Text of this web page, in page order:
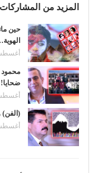
المزيد من المشاركات
حين
أغسطس 7,
محمود
ضحايا!
أغسطس 7,
(الفن)
أغسطس 7,